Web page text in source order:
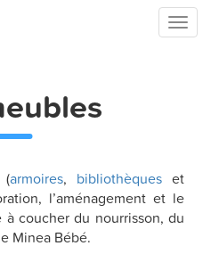
(armoires, bibliothèques et
l’aménagement et le
coucher du nourrisson, du
Minea Bébé.